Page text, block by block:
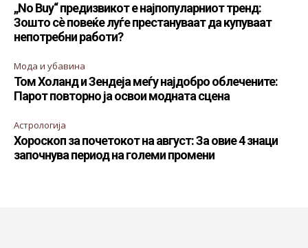
„No Buy“ предизвикот е најпопуларниот тренд:
Зошто сè повеќе луѓе престануваат да купуваат
непотребни работи?
Мода и убавина
Том Холанд и Зендеја меѓу најдобро облечените:
Парот повторно ја освои модната сцена
Астрологија
Хороскоп за почетокот на август: За овие 4 знаци
започнува период на големи промени